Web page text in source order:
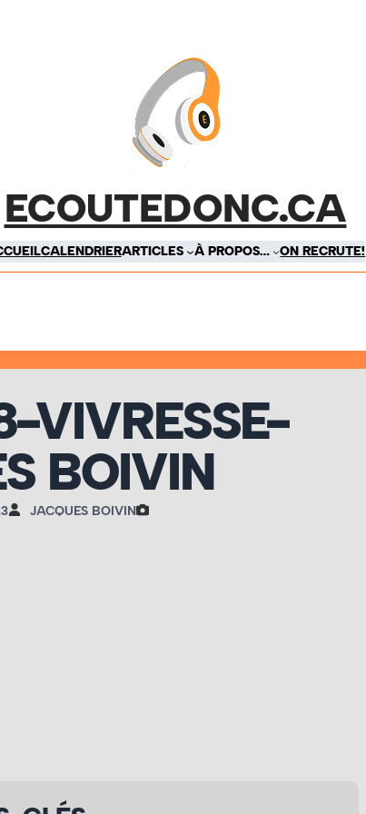
ECOUTEDONC.CA
CALENDRIERARTICLES À PROPOS… ON RECRUTE!
VIVRESSE-
BOIVIN
JACQUES BOIVIN